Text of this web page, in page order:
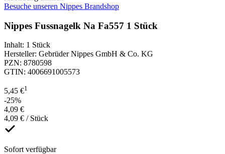
Besuche unseren Nippes Brandshop
Nippes Fussnagelk Na Fa557 1 Stück
Inhalt: 1 Stück
Hersteller: Gebrüder Nippes GmbH & Co. KG
PZN: 8780598
GTIN: 4006691005573
5,45 €1
-25%
4,09 €
4,09 € / Stück
Sofort verfügbar